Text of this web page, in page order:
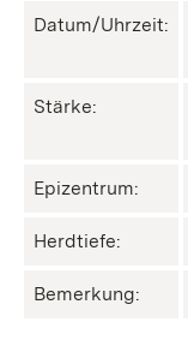
Datum/Uhrzeit:
Stärke:
Epizentrum:
Herdtiefe:
Bemerkung: